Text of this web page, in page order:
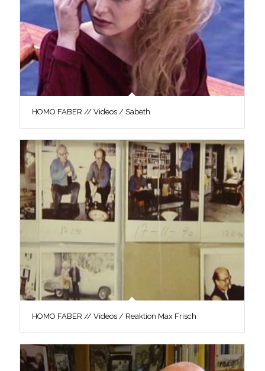
HOMO FABER // Videos / Sabeth
HOMO FABER // Videos / Reaktion Max Frisch